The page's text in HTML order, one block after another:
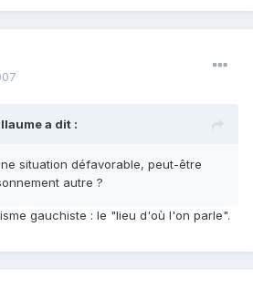
a dit :
situation défavorable, peut-être
autre ?
gauchiste : le "lieu d'où l'on parle".